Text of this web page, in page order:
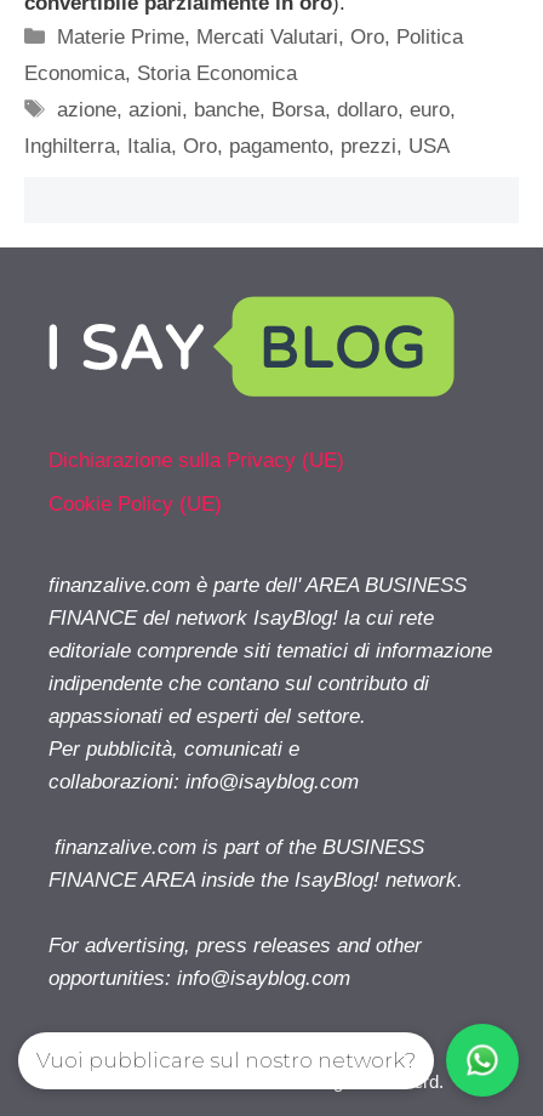
Categorie
Materie Prime, Mercati Valutari,Oro, Politica
Economica, Storia Economica
Tag
azione,azioni, banche, Borsa,dollaro,euro,
Inghilterra, Italia, Oro, pagamento, prezzi, USA
Dichiarazione sulla Privacy (UE)
Cookie Policy (UE)
finanzalive.com è parte dell' AREA BUSINESS
FINANCE del network IsayBlog! la cui rete
editoriale comprende siti tematici di informazione
indipendente che contano sul contributo di
appassionati ed esperti del settore.
Per pubblicità, comunicati e
collaborazioni: info@isayblog.com
finanzalive.com is part of the BUSINESS
FINANCE AREA inside the IsayBlog! network.
For advertising, press releases and other
opportunities: info@isayblog.com
Finanzalive.com © 2026. All right reserverd.
Vuoi pubblicare sul nostro network?